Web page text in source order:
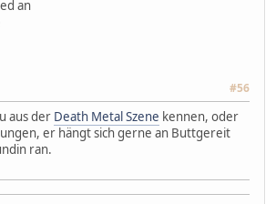
an
#56
aus der Death Metal Szene kennen, oder
er hängt sich gerne an Buttgereit
ran.